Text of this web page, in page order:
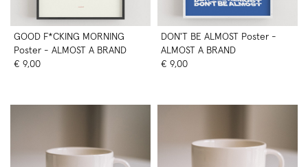
GOOD F*CKING MORNING
Poster - ALMOST A BRAND
€ 9,00
DON'T BE ALMOST Poster -
ALMOST A BRAND
€ 9,00